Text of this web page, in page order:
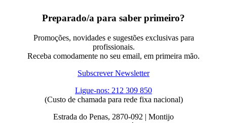
Preparado/a para saber primeiro?
Promoções, novidades e sugestões exclusivas para
profissionais.
Receba comodamente no seu email, em primeira mão.
Subscrever Newsletter
Ligue-nos: 212 309 850
(Custo de chamada para rede fixa nacional)
Estrada do Penas, 2870-092 | Montijo